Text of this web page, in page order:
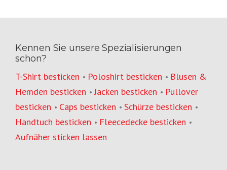
Kennen Sie unsere Spezialisierungen
schon?
T-Shirt besticken • Poloshirt besticken • Blusen &
Hemden besticken •Jacken besticken • Pullover
besticken • Caps besticken • Schürze besticken •
Handtuch besticken • Fleecedecke besticken •
Aufnäher sticken lassen